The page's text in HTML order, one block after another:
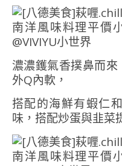
濃濃鑊氣香撲鼻而來
外Q內軟，
搭配的海鮮有蝦仁
味，搭配炒蛋與韭菜